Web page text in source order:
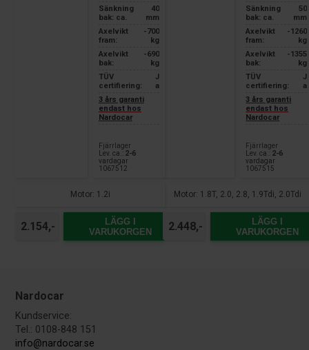
Sänkning
bak: ca.
40
mm
Axelvikt
fram:
-700
kg
Axelvikt
bak:
-690
kg
TÜV
certifiering:
J
a
3 års garanti
endast hos
Nardocar
Fjärrlager
Lev. ca.:
2-6
vardagar
1067512
Motor: 1.2i
2.154,-
LÄGG I
VARUKORGEN
Sänkning
bak: ca.
50
mm
Axelvikt
fram:
-1260
kg
Axelvikt
bak:
-1355
kg
TÜV
certifiering:
J
a
3 års garanti
endast hos
Nardocar
Fjärrlager
Lev. ca.: 2-6
vardagar
1067515
Motor: 1.8T, 2.0, 2.8, 1.9Tdi, 2.0Tdi
2.448,-
LÄGG I
VARUKORGEN
Nardocar
Kundservice:
Tel.: 0108-848 151
info@nardocar.se